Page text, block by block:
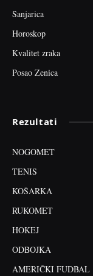
Sanjarica
Horoskop
Kvalitet zraka
Posao Zenica
Rezultati
NOGOMET
TENIS
KOŠARKA
RUKOMET
HOKEJ
ODBOJKA
AMERIČKI FUDBAL